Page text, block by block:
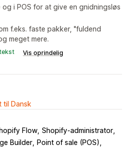
i POS for at give en gnidningsløs
f.eks. faste pakker, "fuldend
meget mere.
Vis oprindelig
til Dansk
Flow Shopify-administrator
Builder
Point of sale (POS)